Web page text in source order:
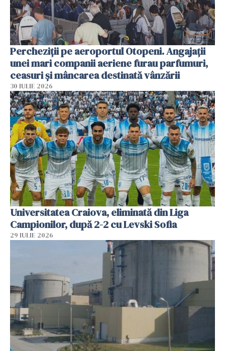
Percheziții pe aeroportul Otopeni. Angajații
unei mari companii aeriene furau parfumuri,
ceasuri și mâncarea destinată vânzării
30 IULIE 2026
Universitatea Craiova, eliminată din Liga
Campionilor, după 2-2 cu Levski Sofia
29 IULIE 2026